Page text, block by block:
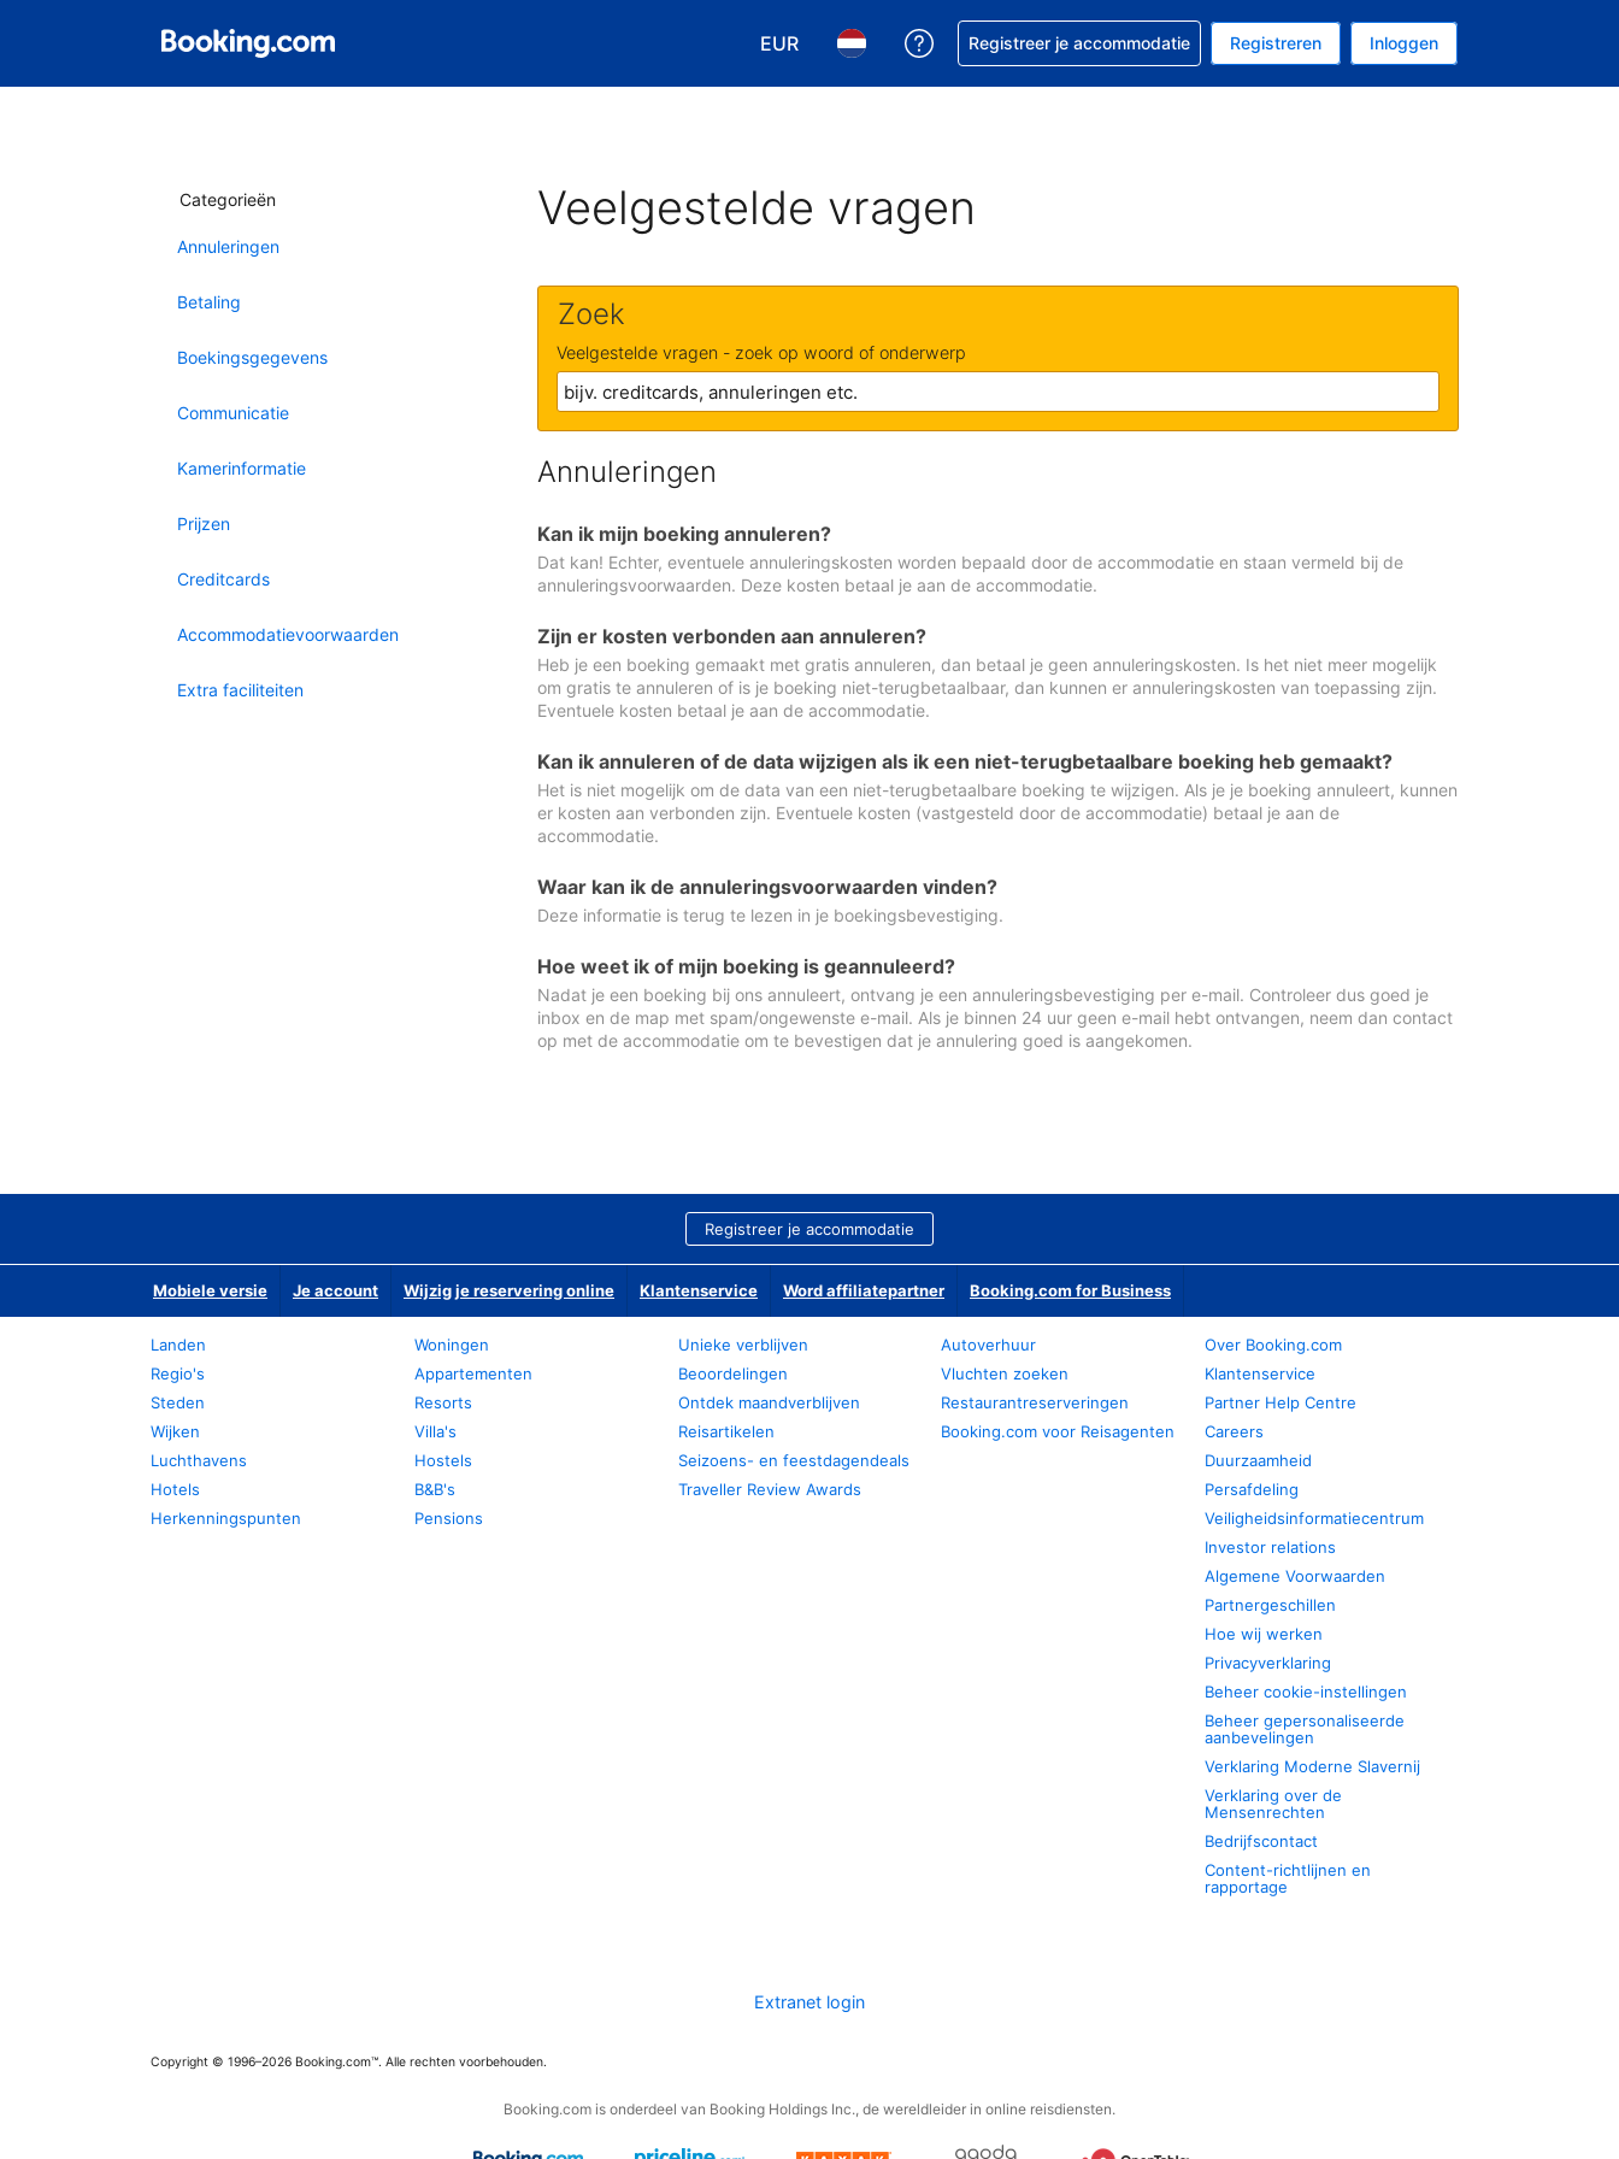
EUR
Kies je valuta. Je huidige valuta is EUR
Kies je taal. Je huidige taal is Nederlands
Krijg hulp bij je reservering
Registreer je accommodatie Registreren Inloggen
Categorieën
Annuleringen
Betaling
Boekingsgegevens
Communicatie
Kamerinformatie
Prijzen
Creditcards
Accommodatievoorwaarden
Extra faciliteiten
Veelgestelde vragen
Zoek
Veelgestelde vragen - zoek op woord of onderwerp
Annuleringen
Kan ik mijn boeking annuleren?
Dat kan! Echter, eventuele annuleringskosten worden bepaald door de accommodatie en staan vermeld bij de
annuleringsvoorwaarden. Deze kosten betaal je aan de accommodatie.
Zijn er kosten verbonden aan annuleren?
Heb je een boeking gemaakt met gratis annuleren, dan betaal je geen annuleringskosten. Is het niet meer mogelijk
om gratis te annuleren of is je boeking niet-terugbetaalbaar, dan kunnen er annuleringskosten van toepassing zijn.
Eventuele kosten betaal je aan de accommodatie.
Kan ik annuleren of de data wijzigen als ik een niet-terugbetaalbare boeking heb gemaakt?
Het is niet mogelijk om de data van een niet-terugbetaalbare boeking te wijzigen. Als je je boeking annuleert, kunnen
er kosten aan verbonden zijn. Eventuele kosten (vastgesteld door de accommodatie) betaal je aan de
accommodatie.
Waar kan ik de annuleringsvoorwaarden vinden?
Deze informatie is terug te lezen in je boekingsbevestiging.
Hoe weet ik of mijn boeking is geannuleerd?
Nadat je een boeking bij ons annuleert, ontvang je een annuleringsbevestiging per e-mail. Controleer dus goed je
inbox en de map met spam/ongewenste e-mail. Als je binnen 24 uur geen e-mail hebt ontvangen, neem dan contact
op met de accommodatie om te bevestigen dat je annulering goed is aangekomen.
Registreer je accommodatie
Mobiele versie Je account Wijzig je reservering online Klantenservice Word affiliatepartner Booking.com for Business
Landen
Regio's
Steden
Wijken
Luchthavens
Hotels
Herkenningspunten
Woningen
Appartementen
Resorts
Villa's
Hostels
B&B's
Pensions
Unieke verblijven
Beoordelingen
Ontdek maandverblijven
Reisartikelen
Seizoens- en feestdagendeals
Traveller Review Awards
Autoverhuur
Vluchten zoeken
Restaurantreserveringen
Booking.com voor Reisagenten
Over Booking.com
Klantenservice
Partner Help Centre
Careers
Duurzaamheid
Persafdeling
Veiligheidsinformatiecentrum
Investor relations
Algemene Voorwaarden
Partnergeschillen
Hoe wij werken
Privacyverklaring
Beheer cookie-instellingen
Beheer gepersonaliseerde
aanbevelingen
Verklaring Moderne Slavernij
Verklaring over de
Mensenrechten
Bedrijfscontact
Content-richtlijnen en
rapportage
Extranet login
Copyright © 1996–2026 Booking.com™. Alle rechten voorbehouden.
Booking.com is onderdeel van Booking Holdings Inc., de wereldleider in online reisdiensten.